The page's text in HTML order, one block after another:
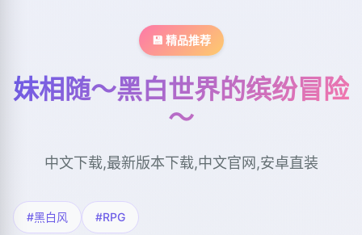
💾 精品推荐
妹相随～黑白世界的缤纷冒险
～
中文下载,最新版本下载,中文官网,安卓直装
#黑白风 #RPG